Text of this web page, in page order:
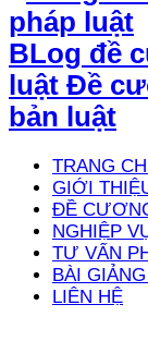
BLog đề
luật Đề
bản luật
TRANG
GIỚI
ĐỀ
NGHIỆP
TƯ VẤN
BÀI
LIÊN HỆ